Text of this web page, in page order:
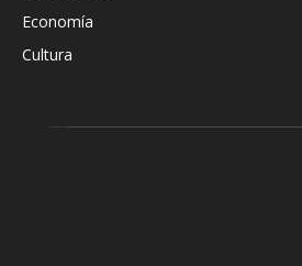
Economía
Cultura